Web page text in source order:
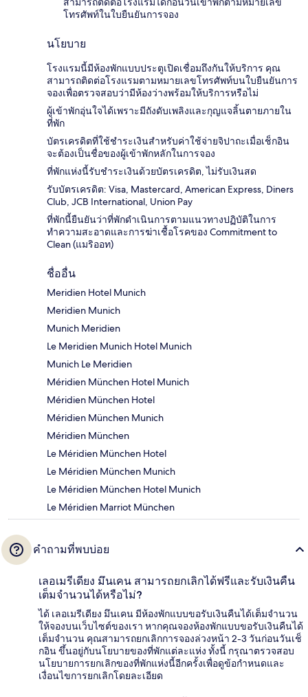
โทรศัพท์ในใบยืนยันการจอง
นโยบาย
โรงแรมนี้มีห้องพักแบบประตูเปิดเชื่อมถึงกันให้บริการ คุณ
สามารถติดต่อโรงแรมตามหมายเลขโทรศัพท์บนใบยืนยันการ
จองเพื่อตรวจสอบว่ามีห้องว่างพร้อมให้บริการหรือไม่
ผู้เข้าพักอุ่นใจได้เพราะมีถังดับเพลิงและกุญแจลิ้นตายภายใน
ที่พัก
บัตรเครดิตที่ใช้ชำระเงินสำหรับค่าใช้จ่ายจิปาถะเมื่อเช็กอิน
จะต้องเป็นชื่อของผู้เข้าพักหลักในการจอง
ที่พักแห่งนี้รับชำระเงินด้วยบัตรเครดิต, ไม่รับเงินสด
รับบัตรเครดิต: Visa, Mastercard, American Express, Diners
Club, JCB International, Union Pay
ที่พักนี้ยืนยันว่าที่พักดำเนินการตามแนวทางปฏิบัติในการ
ทำความสะอาดและการฆ่าเชื้อโรคของ Commitment to
Clean (แมริออท)
ชื่ออื่น
Meridien Hotel Munich
Meridien Munich
Munich Meridien
Le Meridien Munich Hotel Munich
Munich Le Meridien
Méridien München Hotel Munich
Méridien München Hotel
Méridien München Munich
Méridien München
Le Méridien München Hotel
Le Méridien München Munich
Le Méridien München Hotel Munich
Le Méridien Marriot München
คำถามที่พบบ่อย
เลอเมรีเดียง มึนเคน สามารถยกเลิกได้ฟรีและรับเงินคืน
เต็มจำนวนได้หรือไม่?
ได้ เลอเมรีเดียง มึนเคน มีห้องพักแบบขอรับเงินคืนได้เต็มจำนวน
ให้จองบนเว็บไซต์ของเรา หากคุณจองห้องพักแบบขอรับเงินคืนได้
เต็มจำนวน คุณสามารถยกเลิกการจองล่วงหน้า 2-3 วันก่อนวันเช็
กอิน ขึ้นอยู่กับนโยบายของที่พักแต่ละแห่ง ทั้งนี้ กรุณาตรวจสอบ
นโยบายการยกเลิกของที่พักแห่งนี้อีกครั้งเพื่อดูข้อกำหนดและ
เงื่อนไขการยกเลิกโดยละเอียด